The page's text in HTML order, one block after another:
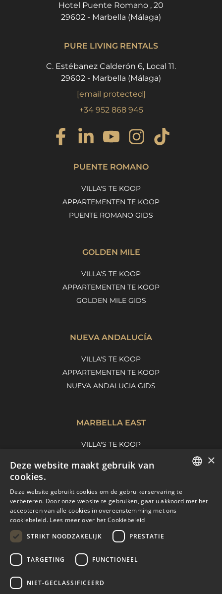
Hotel Puente Romano , 20
29602 - Marbella (Málaga)
PURE LIVING RENTALS
C. Estébanez Calderón 6, Local 11.
29602 - Marbella (Málaga)
[email protected]
+34 952 868 945
PUENTE ROMANO
VILLA'S TE KOOP
APPARTEMENTEN TE KOOP
PUENTE ROMANO GIDS
GOLDEN MILE
VILLA'S TE KOOP
APPARTEMENTEN TE KOOP
GOLDEN MILE GIDS
NUEVA ANDALUCÍA
VILLA'S TE KOOP
APPARTEMENTEN TE KOOP
NUEVA ANDALUCIA GIDS
MARBELLA EAST
VILLA'S TE KOOP
MARBELLA EAST GUIDE
© COPYRIGHT 2008PURE LIVING PROPERTIES
SPANISH
×
Deze website maakt gebruik van
cookies.
Deze website gebruikt cookies om de gebruikerservaring te
verbeteren. Door onze website te gebruiken, gaat u akkoord met het
accepteren van alle cookies in overeenstemming met ons
cookiebeleid. Lees meer over het Cookiebeleid
STRIKT NOODZAKELIJK
PRESTATIE
TARGETING FUNCTIONEEL
NIET-GECLASSIFICEERD